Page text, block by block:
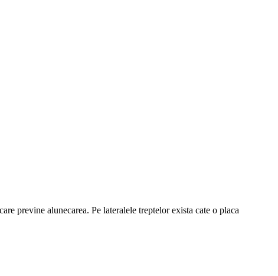
previne alunecarea. Pe lateralele treptelor exista cate o placa